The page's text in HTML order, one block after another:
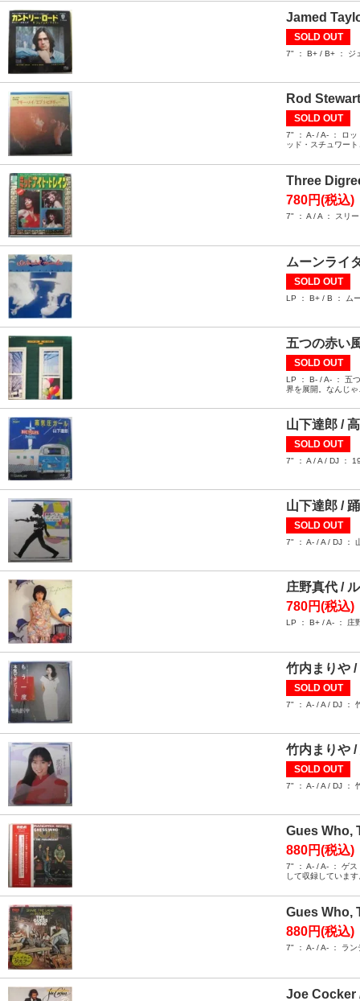
Jamed
SOLD OUT
7" ： B+ / B+ ： ジ
Rod
SOLD OUT
7" ： A- / A- ： ロ
ッド・スチュワー
Three
780円(税込)
7" ： A / A ： スリ
ムーンライ
SOLD OUT
LP ： B+ / B ： ム
五つの赤い
SOLD OUT
LP ： B- / A- ： 五
界を展開。なんじ
山下達郎 /
SOLD OUT
7" ： A / A / DJ ：
山下達郎 /
SOLD OUT
7" ： A- / A / DJ ：
庄野真代 /
780円(税込)
LP ： B+ / A- ： 庄
竹内まりや
SOLD OUT
7" ： A- / A / DJ ：
竹内まりや /
SOLD OUT
7" ： A- / A / DJ ：
Gues Who,
880円(税込)
7" ： A- / A- ： ゲ
して収録していま
Gues Who,
880円(税込)
7" ： A- / A- ： ラ
Joe Cocker